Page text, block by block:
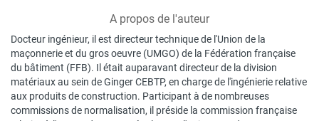
A propos de l'auteur
Docteur ingénieur, il est directeur technique de l'Union de la
maçonnerie et du gros oeuvre (UMGO) de la Fédération française
du bâtiment (FFB). Il était auparavant directeur de la division
matériaux au sein de Ginger CEBTP, en charge de l'ingénierie relative
aux produits de construction. Participant à de nombreuses
commissions de normalisation, il préside la commission française